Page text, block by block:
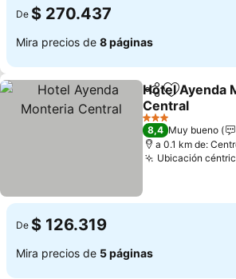
De $ 270.437
Mira precios de 8 páginas
CompartirAgregar a
Hotel Ayenda
Central
3 Estrellas
8,4 Muy bueno
a 0.1 km de:
Ubicación
De $ 126.319
Mira precios de 5 páginas